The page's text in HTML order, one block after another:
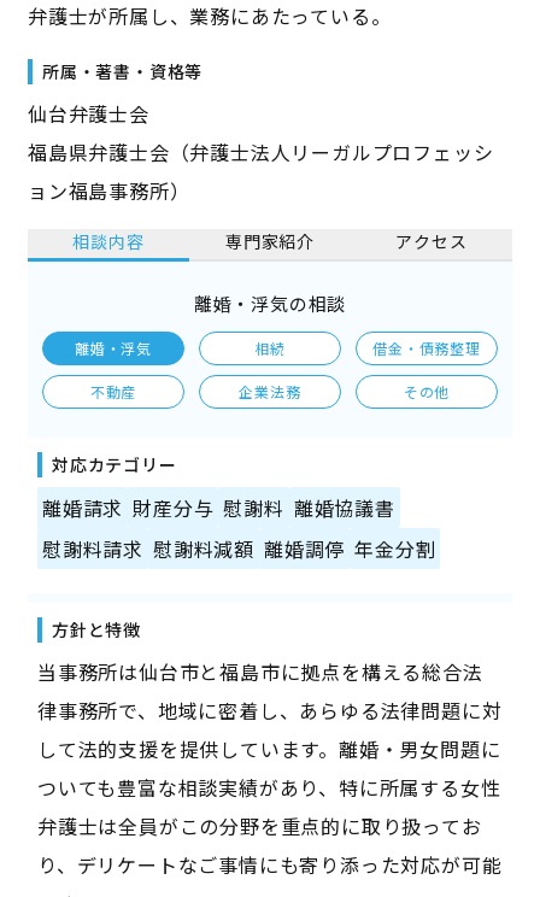
弁護士が所属し、業務にあたっている。
所属・著書・資格等
仙台弁護士会
福島県弁護士会（弁護士法人リーガルプロフェッシ
ョン福島事務所）
相談内容 専門家紹介 アクセス
離婚・浮気の相談
離婚・浮気 相続 借金・債務整理
不動産 企業法務 その他
対応カテゴリー
離婚請求 財産分与 慰謝料 離婚協議書
慰謝料請求 慰謝料減額 離婚調停 年金分割
方針と特徴
当事務所は仙台市と福島市に拠点を構える総合法
律事務所で、地域に密着し、あらゆる法律問題に対
して法的支援を提供しています。離婚・男女問題に
ついても豊富な相談実績があり、特に所属する女性
弁護士は全員がこの分野を重点的に取り扱ってお
り、デリケートなご事情にも寄り添った対応が可能